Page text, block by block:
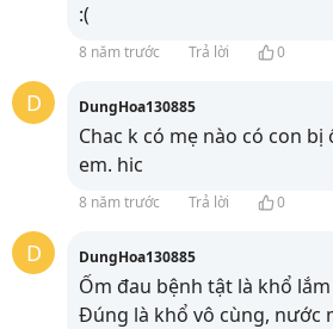
:(
8 năm trước Trả lời 0
D DungHoa130885
Chac k có mẹ nào có con
em. hic
8 năm trước Trả lời 0
D DungHoa130885
Ốm đau bệnh tật là khổ
Đúng là khổ vô cùng, nước